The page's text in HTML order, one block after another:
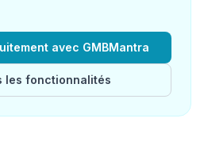
avec GMBMantra
les fonctionnalités